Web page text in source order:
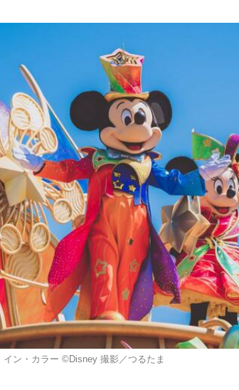
イン・カラー ©Disney 撮影／つるたま